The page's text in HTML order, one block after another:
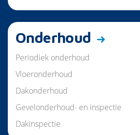
Onderhoud
Periodiek onderhoud
Vloeronderhoud
Dakonderhoud
Gevelonderhoud- en inspectie
Dakinspectie